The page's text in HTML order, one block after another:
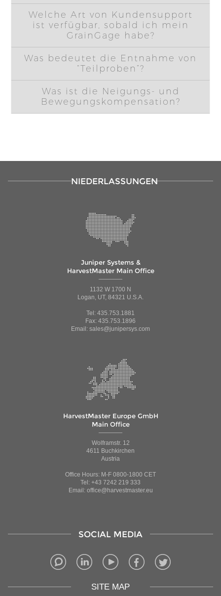
Welche Art von Kundensupport
ist verfügbar, sobald ich mein
GrainGage habe?
Was bedeutet die Entnahme von
“Teilproben”?
Was ist die Neigungs- und
Bewegungskompensation?
NIEDERLASSUNGEN
Juniper Systems &
HarvestMaster Main Office
1132 W 1700 N
Logan, UT, 84321 U.S.A.
Tel: 435.753.1881
Fax: 435.753.1896
Email: sales@junipersys.com
HarvestMaster Europe GmbH
Main Office
Wolframstr. 12
4611 Buchkirchen
Austria
Office Hours: M-F 0800-1800 CET
Tel: +43 7242 219 333
Email: office@harvestmaster.eu
SOCIAL MEDIA
SITE MAP